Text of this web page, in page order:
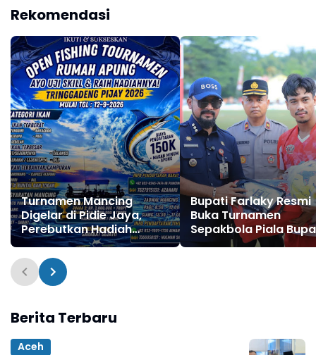
Rekomendasi
Turnamen Mancing
Digelar di Pidie Jaya,
Perebutkan Hadiah
Jutaan Rupiah
Bupati Farlaky Resmi
Buka Turnamen
Sepakbola Piala
Aceh Timur Cup II
Berita Terbaru
Aceh